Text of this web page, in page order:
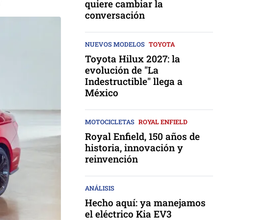
quiere cambiar la
conversación
NUEVOS MODELOS TOYOTA
Toyota Hilux 2027: la
evolución de "La
Indestructible" llega a
México
MOTOCICLETAS ROYAL ENFIELD
Royal Enfield, 150 años de
historia, innovación y
reinvención
ANÁLISIS
Hecho aquí: ya manejamos
el eléctrico Kia EV3